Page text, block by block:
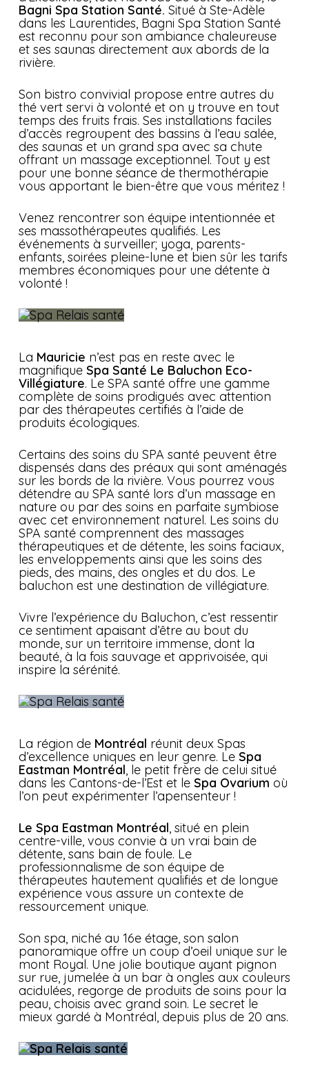
Bagni Spa Station Santé. Situé à Ste-Adèle
dans les Laurentides, Bagni Spa Station Santé
est reconnu pour son ambiance chaleureuse
et ses saunas directement aux abords de la
rivière.
Son bistro convivial propose entre autres du
thé vert servi à volonté et on y trouve en tout
temps des fruits frais. Ses installations faciles
d’accès regroupent des bassins à l’eau salée,
des saunas et un grand spa avec sa chute
offrant un massage exceptionnel. Tout y est
pour une bonne séance de thermothérapie
vous apportant le bien-être que vous méritez !
Venez rencontrer son équipe intentionnée et
ses massothérapeutes qualifiés. Les
événements à surveiller; yoga, parents-
enfants, soirées pleine-lune et bien sûr les tarifs
membres économiques pour une détente à
volonté !
La Mauricie n’est pas en reste avec le
magnifique Spa Santé Le Baluchon Eco-
Villégiature. Le SPA santé offre une gamme
complète de soins prodigués avec attention
par des thérapeutes certifiés à l’aide de
produits écologiques.
Certains des soins du SPA santé peuvent être
dispensés dans des préaux qui sont aménagés
sur les bords de la rivière. Vous pourrez vous
détendre au SPA santé lors d’un massage en
nature ou par des soins en parfaite symbiose
avec cet environnement naturel. Les soins du
SPA santé comprennent des massages
thérapeutiques et de détente, les soins faciaux,
les enveloppements ainsi que les soins des
pieds, des mains, des ongles et du dos. Le
baluchon est une destination de villégiature.
Vivre l’expérience du Baluchon, c’est ressentir
ce sentiment apaisant d’être au bout du
monde, sur un territoire immense, dont la
beauté, à la fois sauvage et apprivoisée, qui
inspire la sérénité.
La région de Montréal réunit deux Spas
d’excellence uniques en leur genre. Le Spa
Eastman Montréal, le petit frère de celui situé
dans les Cantons-de-l’Est et le Spa Ovarium où
l’on peut expérimenter l’apensenteur !
Le Spa Eastman Montréal, situé en plein
centre-ville, vous convie à un vrai bain de
détente, sans bain de foule. Le
professionnalisme de son équipe de
thérapeutes hautement qualifiés et de longue
expérience vous assure un contexte de
ressourcement unique.
Son spa, niché au 16e étage, son salon
panoramique offre un coup d’oeil unique sur le
mont Royal. Une jolie boutique ayant pignon
sur rue, jumelée à un bar à ongles aux couleurs
acidulées, regorge de produits de soins pour la
peau, choisis avec grand soin. Le secret le
mieux gardé à Montréal, depuis plus de 20 ans.